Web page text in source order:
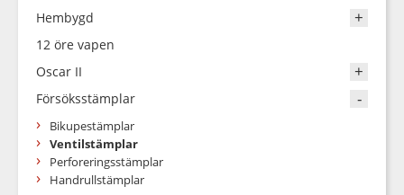
Hembygd
12 öre vapen
Oscar II
Försöksstämplar
Bikupestämplar
Ventilstämplar
Perforeringsstämplar
Handrullstämplar